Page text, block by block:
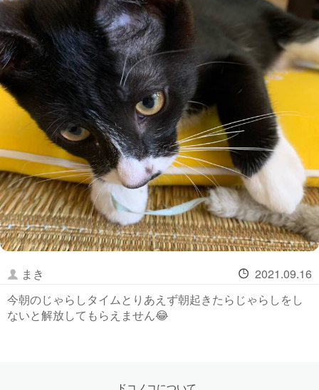
まき
2021.09.16
今朝のじゃらしタイムとりあえず朝起きたらじゃらしをし
ないと解放してもらえません😂